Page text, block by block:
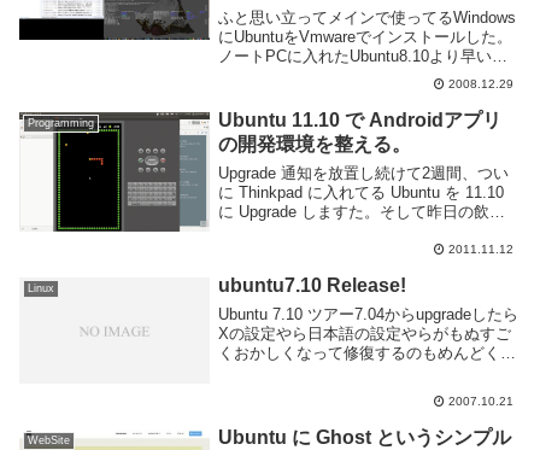
ふと思い立ってメインで使ってるWindows
にUbuntuをVmwareでインストールした。
ノートPCに入れたUbuntu8.10より早いぞ
こいつ。というわけでしばらくこっちメイ
ンで使おうかと思ったが結局サーバにSSH
してるので大して換わら...
2008.12.29
Programming
Ubuntu 11.10 で Androidアプリ
の開発環境を整える。
Upgrade 通知を放置し続けて2週間、つい
に Thinkpad に入れてる Ubuntu を 11.10
に Upgrade しますた。そして昨日の飲み
か」と声をかけてもらったので、参...
2011.11.12
Linux ubuntu7.10 Release!
Ubuntu 7.10 ツアー7.04からupgradeしたら
Xの設定やら日本語の設定やらがもぬすご
くおかしくなって修復するのもめんどくさ
た。バックアップは/home下をtarでまとめ
2007.10.21
WebSite
Ubuntu に Ghost というシンプル